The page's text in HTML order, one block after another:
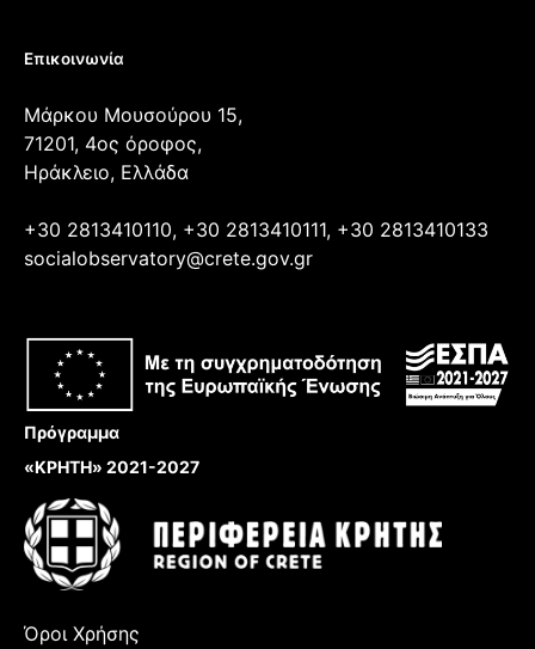
Επικοινωνία
Μάρκου Μουσούρου 15,
71201, 4ος όροφος,
Ηράκλειο, Ελλάδα
+30 2813410110, +30 2813410111, +30 2813410133
socialobservatory@crete.gov.gr
Πρόγραμμα
«ΚΡΗΤΗ» 2021-2027
Όροι Χρήσης